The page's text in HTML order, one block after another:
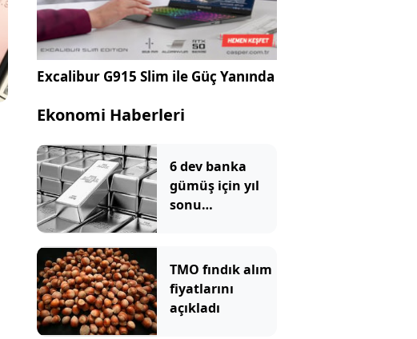
Excalibur G915 Slim ile Güç Yanında
Ekonomi Haberleri
6 dev banka
gümüş için yıl
sonu
TMO fındık alım
fiyatlarını
açıkladı